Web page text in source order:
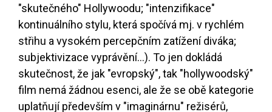
"skutečného" Hollywoodu; "intenzifikace"
kontinuálního stylu, která spočívá mj. v rychlém
střihu a vysokém percepčním zatížení diváka;
subjektivizace vyprávění...). To jen dokládá
skutečnost, že jak "evropský", tak "hollywoodský"
film nemá žádnou esenci, ale že se obě kategorie
uplatňují především v "imaginárnu" režisérů,